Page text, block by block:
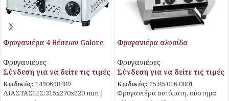
Φρυγανιέρα 4 θέσεων Galore
Φρυγανιέρες
Σύνδεση για να δείτε τις τιμές
Κωδικός: 1490698489
ΔΙΑΣΤΑΣΕΙΣ:315x270x220 mm |
Φρυγανιέρα αλυσίδα
Φρυγανιέρες
Σύνδεση για να δείτε τις τιμές
Κωδικός: 25.85.016.0001
Φρυγανιέρα αυτόματη, σύστημα